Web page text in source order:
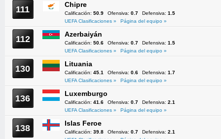
111 Chipre
Calificación: 50.9 Ofensiva: 0.7 Defensiva: 1.5
UEFA Clasificaciones »
Página del equipo »
112 Azerbaiyán
Calificación: 50.6 Ofensiva: 0.7 Defensiva: 1.5
UEFA Clasificaciones »
Página del equipo »
130 Lituania
Calificación: 45.1 Ofensiva: 0.6 Defensiva: 1.7
UEFA Clasificaciones »
Página del equipo »
136 Luxemburgo
Calificación: 41.6 Ofensiva: 0.7 Defensiva: 2.1
UEFA Clasificaciones »
Página del equipo »
138 Islas Feroe
Calificación: 39.8 Ofensiva: 0.7 Defensiva: 2.1